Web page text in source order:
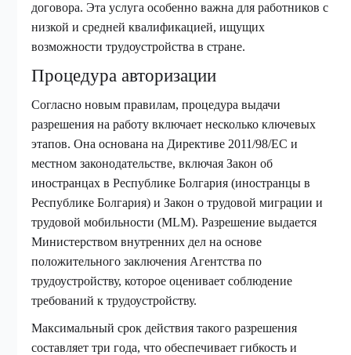
договора. Эта услуга особенно важна для работников с
низкой и средней квалификацией, ищущих
возможности трудоустройства в стране.
Процедура авторизации
Согласно новым правилам, процедура выдачи
разрешения на работу включает несколько ключевых
этапов. Она основана на Директиве 2011/98/ЕС и
местном законодательстве, включая Закон об
иностранцах в Республике Болгария (иностранцы в
Республике Болгария) и Закон о трудовой миграции и
трудовой мобильности (MLM). Разрешение выдается
Министерством внутренних дел на основе
положительного заключения Агентства по
трудоустройству, которое оценивает соблюдение
требований к трудоустройству.
Максимальный срок действия такого разрешения
составляет три года, что обеспечивает гибкость и